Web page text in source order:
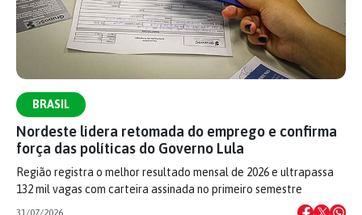
BRASIL
Nordeste lidera retomada do emprego e confirma
força das políticas do Governo Lula
Região registra o melhor resultado mensal de 2026 e ultrapassa
132 mil vagas com carteira assinada no primeiro semestre
31/07/2026